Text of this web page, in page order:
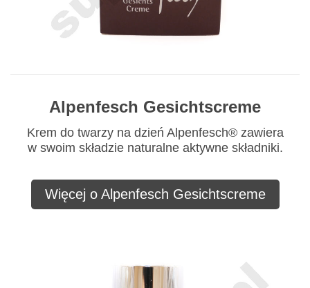
Alpenfesch Gesichtscreme
Krem do twarzy na dzień Alpenfesch® zawiera
w swoim składzie naturalne aktywne składniki.
Więcej o Alpenfesch Gesichtscreme